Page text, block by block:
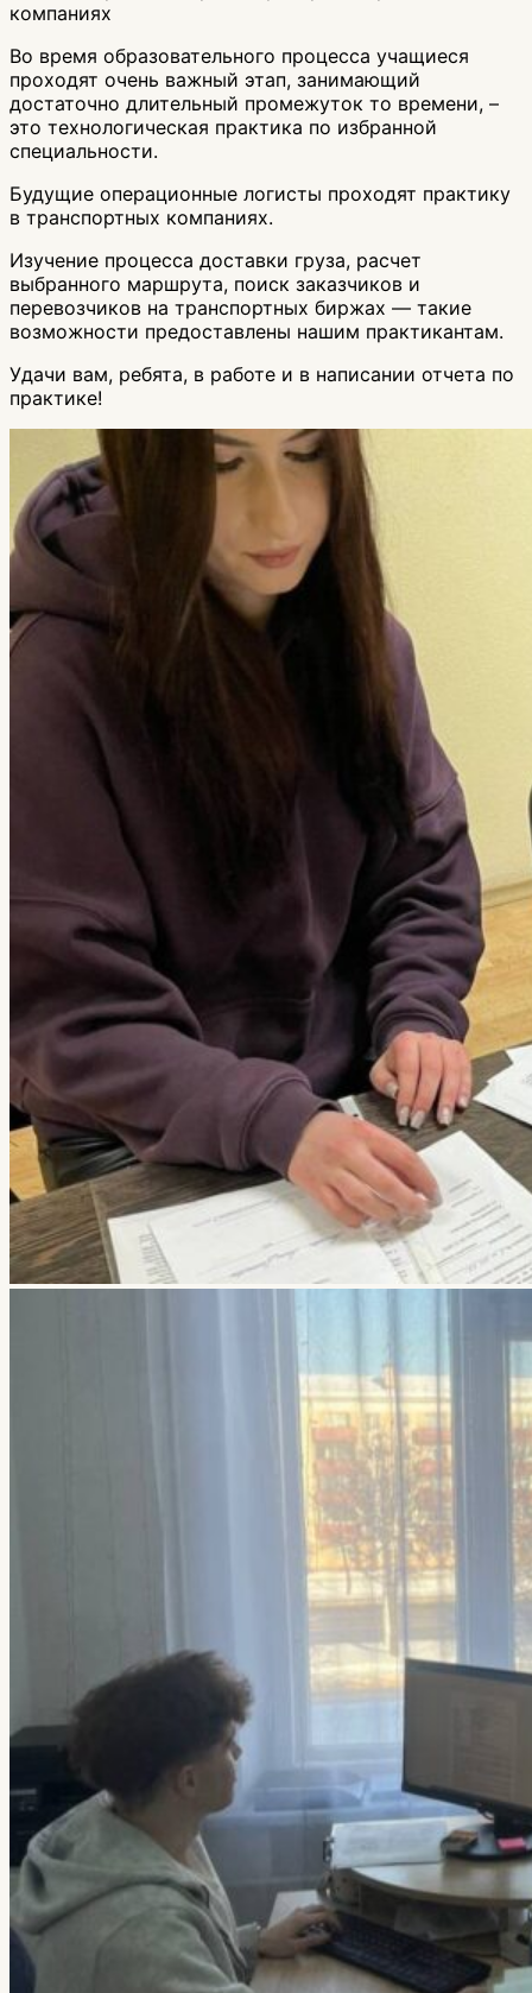
компаниях
Во время образовательного процесса учащиеся
проходят очень важный этап, занимающий
достаточно длительный промежуток то времени, –
это технологическая практика по избранной
специальности.
Будущие операционные логисты проходят практику
в транспортных компаниях.
Изучение процесса доставки груза, расчет
выбранного маршрута, поиск заказчиков и
перевозчиков на транспортных биржах — такие
возможности предоставлены нашим практикантам.
Удачи вам, ребята, в работе и в написании отчета по
практике!